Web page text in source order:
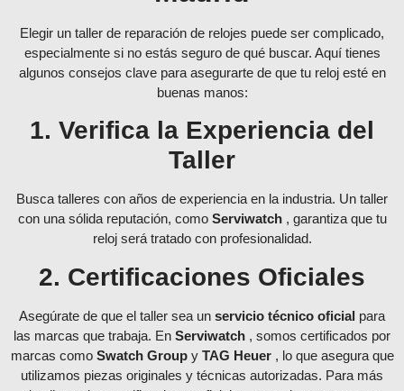
Elegir un taller de reparación de relojes puede ser complicado,
especialmente si no estás seguro de qué buscar. Aquí tienes
algunos consejos clave para asegurarte de que tu reloj esté en
buenas manos:
1. Verifica la Experiencia del
Taller
Busca talleres con años de experiencia en la industria. Un taller
con una sólida reputación, como Serviwatch , garantiza que tu
reloj será tratado con profesionalidad.
2. Certificaciones Oficiales
Asegúrate de que el taller sea un servicio técnico oficial para
las marcas que trabaja. En Serviwatch , somos certificados por
marcas como Swatch Group y TAG Heuer , lo que asegura que
utilizamos piezas originales y técnicas autorizadas. Para más